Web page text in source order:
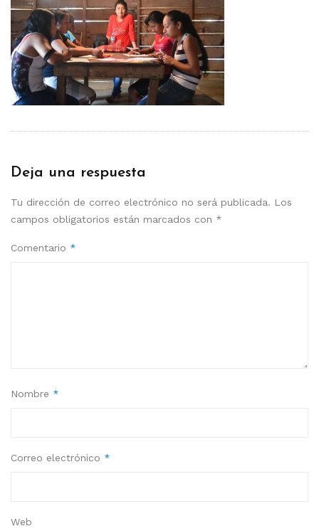
Deja una respuesta
Tu dirección de correo electrónico no será publicada. Los
campos obligatorios están marcados con *
Comentario *
Nombre *
Correo electrónico *
Web